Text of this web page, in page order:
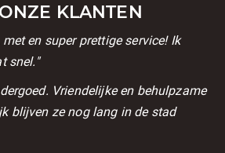
KLANTEN
en super prettige service! Ik
snel."
Vriendelijke en behulpzame
blijven ze nog lang in de stad